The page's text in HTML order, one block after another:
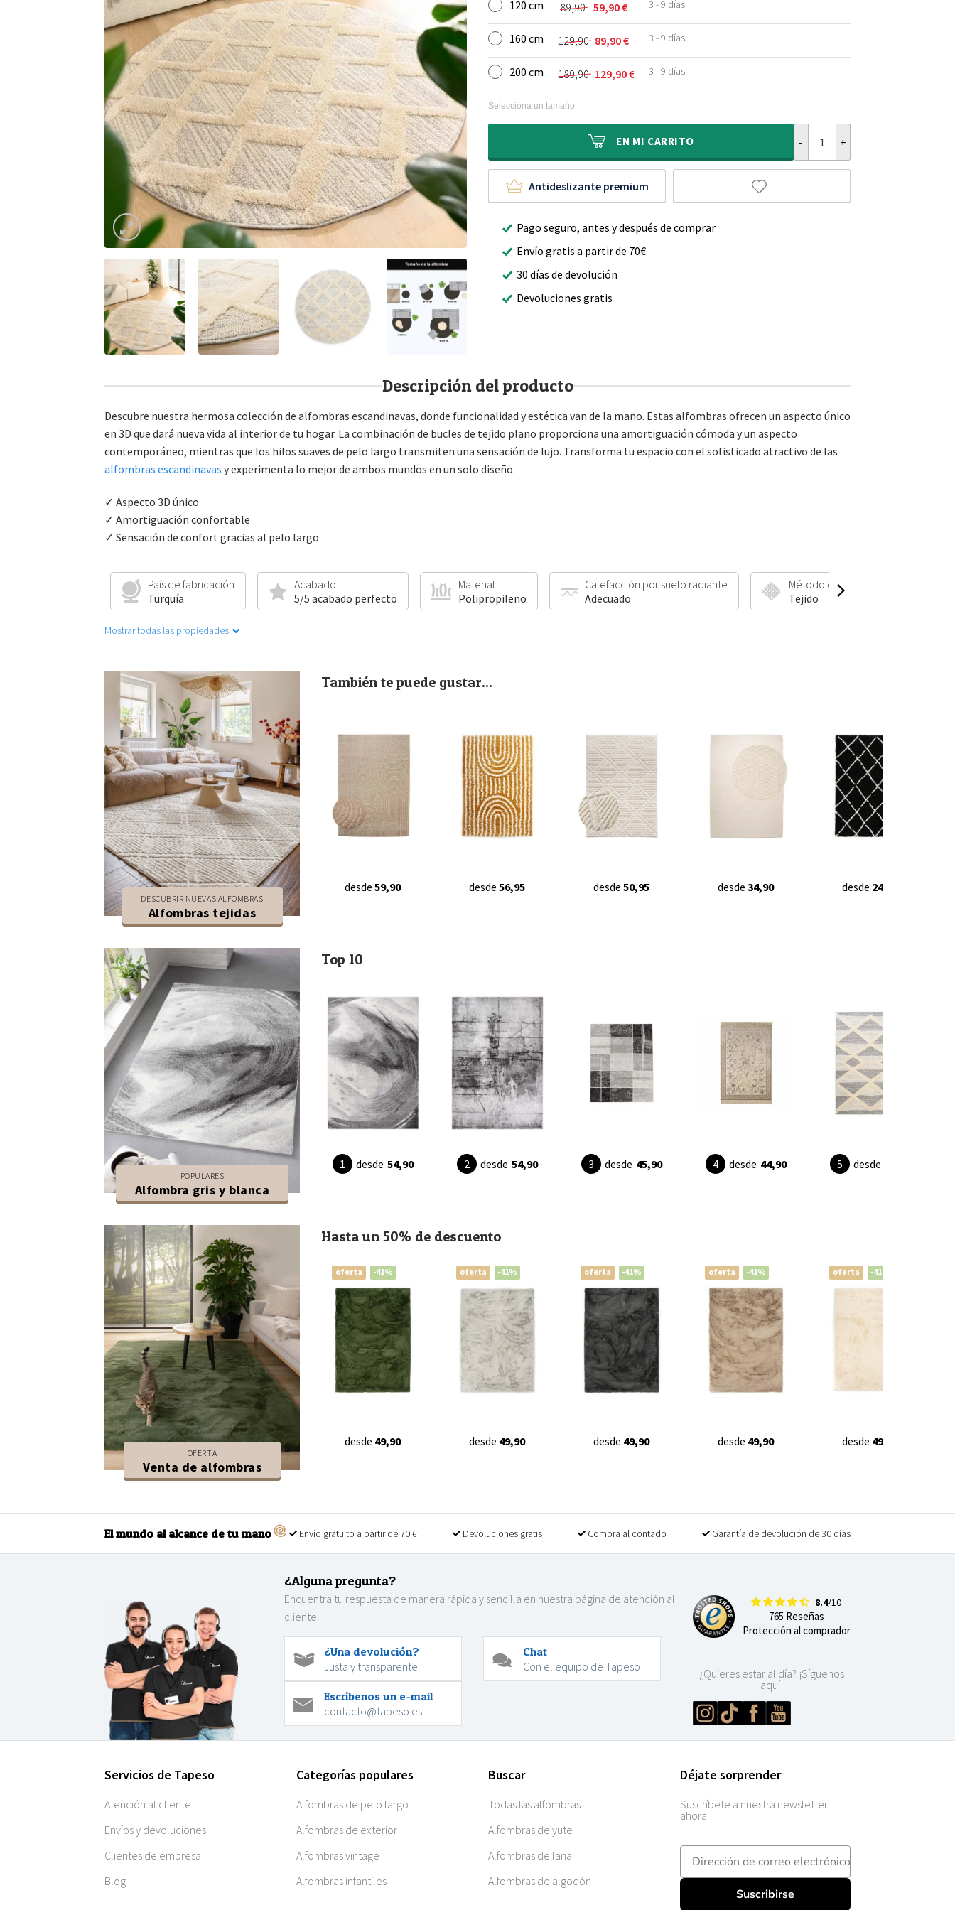
original
era:
49,90 €.
actual
es:
29,90 €.
120 cm 89,90
El
precio
original
era:
89,90 €.
59,90€
El
precio
actual
es:
59,90 €.
3 - 9 días
160 cm 129,90
El
precio
original
129,90 €.
89,90€
El
precio
actual
89,90 €.
3 - 9 días
200 cm 189,90
El
original
era:
189,90 €.
129,90€
El
actual
es:
129,90 €.
3 - 9 días
Selecciona un tamaño
EN MI CARRITO
Antideslizante premium
Pago seguro, antes y después de comprar
Envío gratis a partir de 70€
30 días de devolución
Devoluciones gratis
Descripción del producto
Descubre nuestra hermosa colección de alfombras escandinavas, donde funcionalidad y estética van de la mano. Estas alfombras ofrecen un aspecto único
en 3D que dará nueva vida al interior de tu hogar. La combinación de bucles de tejido plano proporciona una amortiguación cómoda y un aspecto
contemporáneo, mientras que los hilos suaves de pelo largo transmiten una sensación de lujo. Transforma tu espacio con el sofisticado atractivo de las
alfombras escandinavas y experimenta lo mejor de ambos mundos en un solo diseño.
✓ Aspecto 3D único
✓ Amortiguación confortable
✓ Sensación de confort gracias al pelo largo
País de fabricación
Turquía
Acabado
5/5 acabado perfecto
Material
Polipropileno
Calefacción por suelo radiante
Adecuado
Método de fabricación
Tejido
Mostrar todas las propiedades
DESCUBRIR NUEVAS ALFOMBRAS
Alfombras tejidas
También te puede gustar...
desde 59,90 desde 56,95 desde 50,95 desde 34,90 desde 24,95
POPULARES
Alfombra gris y blanca
Top 10
desde 54,90 desde 54,90 desde 45,90 desde 44,90 desde
OFERTA
Venta de alfombras
Hasta un 50% de descuento
oferta -41%
desde 49,90
oferta -41%
desde 49,90
oferta -41%
desde 49,90
oferta -41%
desde 49,90
oferta -41%
desde 49,90
El mundo al alcance de tu mano Envío gratuito a partir de 70 € Devoluciones gratis Compra al contado Garantía de devolución de 30 días
¿Alguna pregunta?
Encuentra tu respuesta de manera rápida y sencilla en nuestra página de atención al
cliente.
¿Una devolución?
Justa y transparente
Chat
Con el equipo de Tapeso
Escríbenos un e-mail
contacto@tapeso.es
8.4/10
765 Reseñas
Protección al comprador
¿Quieres estar al día? ¡Síguenos
aquí!
Servicios de Tapeso
Atención al cliente
Envíos y devoluciones
Clientes de empresa
Blog
Categorías populares
Alfombras de pelo largo
Alfombras de exterior
Alfombras vintage
Alfombras infantiles
Buscar
Todas las alfombras
Alfombras de yute
Alfombras de lana
Alfombras de algodón
Déjate sorprender
Suscríbete a nuestra newsletter
ahora
E-mailadres
Suscribirse